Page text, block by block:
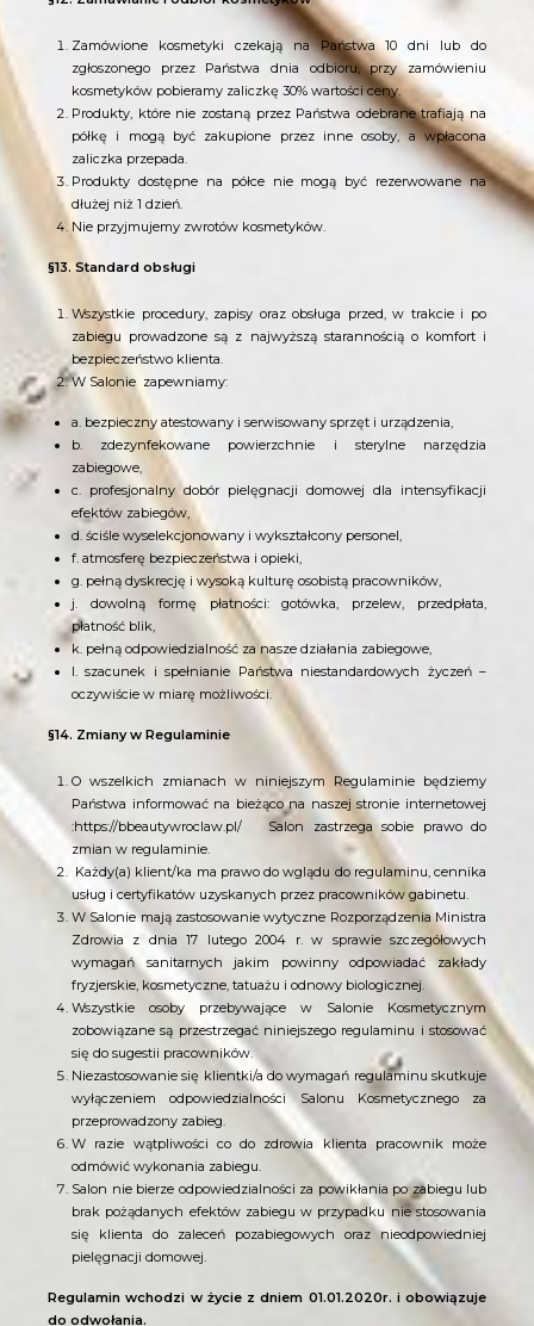
Zamówione kosmetyki czekają na Państwa 10 dni lub do
zgłoszonego przez Państwa dnia odbioru, przy zamówieniu
kosmetyków pobieramy zaliczkę 30% wartości ceny.
Produkty, które nie zostaną przez Państwa odebrane trafiają na
półkę i mogą być zakupione przez inne osoby, a wpłacona
zaliczka przepada.
Produkty dostępne na półce nie mogą być rezerwowane na
dłużej niż 1 dzień.
Nie przyjmujemy zwrotów kosmetyków.
§13. Standard obsługi
Wszystkie procedury, zapisy oraz obsługa przed, w trakcie i po
zabiegu prowadzone są z najwyższą starannością o komfort i
bezpieczeństwo klienta.
W Salonie zapewniamy:
a. bezpieczny atestowany i serwisowany sprzęt i urządzenia,
b. zdezynfekowane powierzchnie i sterylne narzędzia
zabiegowe,
c. profesjonalny dobór pielęgnacji domowej dla intensyfikacji
efektów zabiegów,
d. ściśle wyselekcjonowany i wykształcony personel,
f. atmosferę bezpieczeństwa i opieki,
g. pełną dyskrecję i wysoką kulturę osobistą pracowników,
j. dowolną formę płatności: gotówka, przelew, przedpłata,
płatność blik,
k. pełną odpowiedzialność za nasze działania zabiegowe,
l. szacunek i spełnianie Państwa niestandardowych życzeń –
oczywiście w miarę możliwości.
§14. Zmiany w Regulaminie
O wszelkich zmianach w niniejszym Regulaminie będziemy
Państwa informować na bieżąco na naszej stronie internetowej
:https://bbeautywroclaw.pl/ Salon zastrzega sobie prawo do
zmian w regulaminie.
Każdy(a) klient/ka ma prawo do wglądu do regulaminu, cennika
usług i certyfikatów uzyskanych przez pracowników gabinetu.
W Salonie mają zastosowanie wytyczne Rozporządzenia Ministra
Zdrowia z dnia 17 lutego 2004 r. w sprawie szczegółowych
wymagań sanitarnych jakim powinny odpowiadać zakłady
fryzjerskie, kosmetyczne, tatuażu i odnowy biologicznej.
Wszystkie osoby przebywające w Salonie Kosmetycznym
zobowiązane są przestrzegać niniejszego regulaminu i stosować
się do sugestii pracowników.
Niezastosowanie się klientki/a do wymagań regulaminu skutkuje
wyłączeniem odpowiedzialności Salonu Kosmetycznego za
przeprowadzony zabieg.
W razie wątpliwości co do zdrowia klienta pracownik może
odmówić wykonania zabiegu.
Salon nie bierze odpowiedzialności za powikłania po zabiegu lub
brak pożądanych efektów zabiegu w przypadku nie stosowania
się klienta do zaleceń pozabiegowych oraz nieodpowiedniej
pielęgnacji domowej.
Regulamin wchodzi w życie z dniem 01.01.2020r. i obowiązuje
do odwołania.